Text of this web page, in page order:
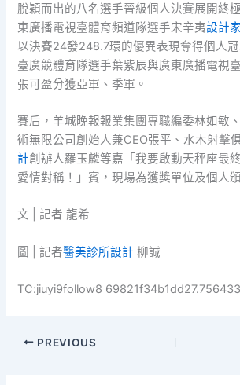
脫穎而出的八名選手晉級個人決賽展開終
東廣播電視臺體育頻道隊選手宋辛夷設計
以決賽24發248.7環的優異表現奪得個人
臺廣競體育隊選手葉紫辰與廣東廣播電視
張可盈分獲亞軍、季軍。
賽后，羊城晚報報業集團專職編委林如敏
術無限公司創始人兼CEO張平、水木射擊
計創辦人羅玉麟等嘉「我要啟動天秤座最
愛情對稱！」賓，現場為獲獎單位及個人
文 | 記者 龍希
圖 | 記者醫美診所設計 柳誠
TC:jiuyi9follow8
PREVIOUS